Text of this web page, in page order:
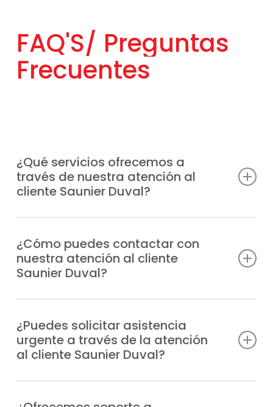
FAQ'S/ Preguntas
Frecuentes
¿Qué servicios ofrecemos a
través de nuestra atención al
cliente Saunier Duval?
solicitudes de reparación, información
sobre garantías y todo lo relacionado con
tus equipos Saunier Duval.
¿Cómo puedes contactar con
nuestra atención al cliente
Saunier Duval?
teléfono o escribirnos un WhatsApp;
siempre tendrás respuesta profesional.
¿Puedes solicitar asistencia
urgente a través de la atención
al cliente Saunier Duval?